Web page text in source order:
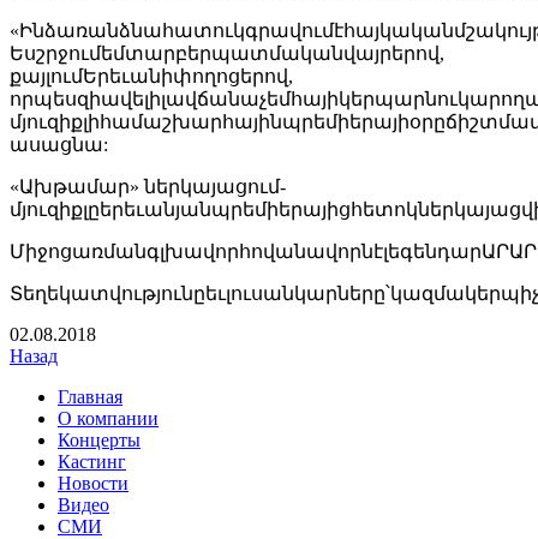
Եսշրջումեմտարբերպատմականվայրերով,
քայլումԵրեւանիփողոցերով,
ասացնա:
«Ախթամար» ներկայացում-
02.08.2018
Назад
Главная
О компании
Концерты
Кастинг
Новости
Видео
СМИ